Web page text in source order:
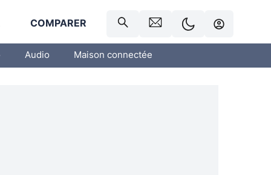
COMPARER
Audio Maison connectée